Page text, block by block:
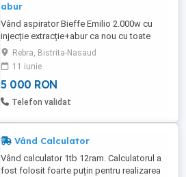
abur
Vând aspirator Bieffe Emilio 2.000w cu
injecție extracție+abur ca nou cu toate
accesorile.Dețin factură. Aspiratorul se
poate proba,nu are urme de uzură. Mai
multe detalii la tel.
Rebra, Bistrita-Nasaud
11 iunie
5 000 RON
Telefon validat
Vând Calculator
Vând calculator 1tb 12ram. Calculatorul a
fost folosit foarte puțin pentru realizarea